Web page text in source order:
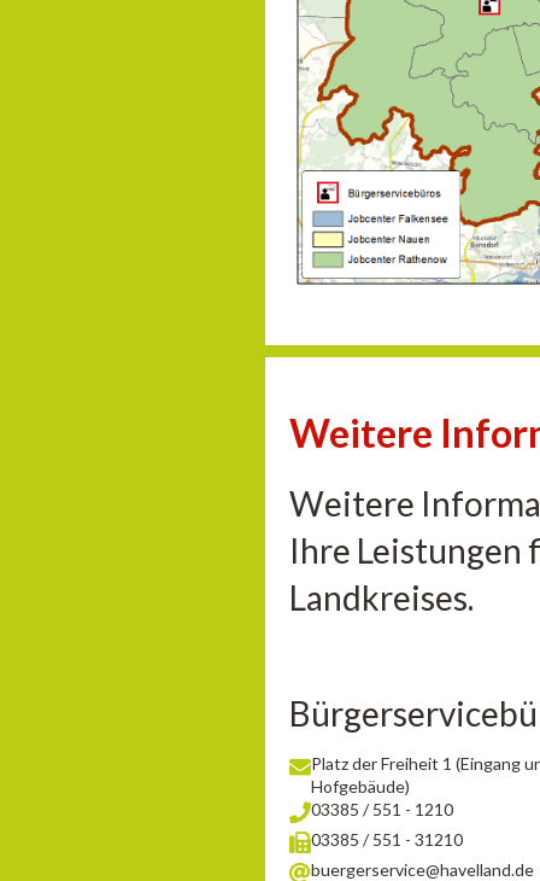
Weitere
Weitere
Ihre Leistungen
Landkreises.
Platz der Freiheit 1 (Eingang
Hofgebäude)
03385 / 551 - 1210
03385 / 551 - 31210
buergerservice@havelland.de